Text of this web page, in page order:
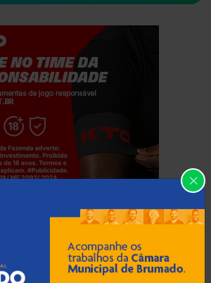
com responsabilidade. 18+